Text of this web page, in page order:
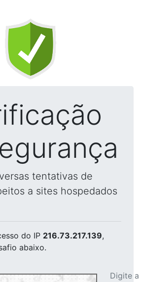
tentativas de
a sites hospedados
do IP 216.73.217.139,
abaixo.
Digite